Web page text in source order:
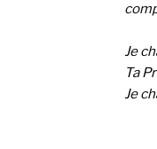
Je
Ta
Je